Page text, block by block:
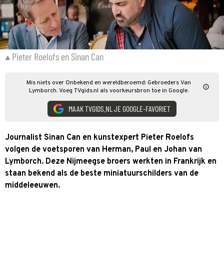
Pieter Roelofs en Sinan Can
Mis niets over Onbekend en wereldberoemd: Gebroeders Van
Lymborch. Voeg TVgids.nl als voorkeursbron toe in Google.
MAAK TVGIDS.NL JE GOOGLE-FAVORIET
Journalist Sinan Can en kunstexpert Pieter Roelofs
volgen de voetsporen van Herman, Paul en Johan van
Lymborch. Deze Nijmeegse broers werkten in Frankrijk en
staan bekend als de beste miniatuurschilders van de
middeleeuwen.